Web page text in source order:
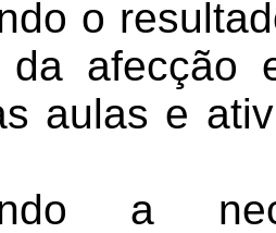
o
da afecção
aulas e
a